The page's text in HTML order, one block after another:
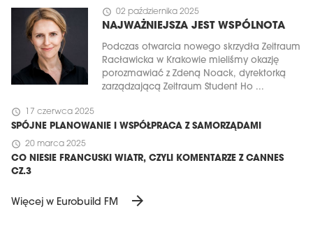
schedule 02 października 2025
NAJWAŻNIEJSZA JEST WSPÓLNOTA
Podczas otwarcia nowego skrzydła Zeitraum
Racławicka w Krakowie mieliśmy okazję
porozmawiać z Zdeną Noack, dyrektorką
zarządzającą Zeitraum Student Ho ...
schedule 17 czerwca 2025
SPÓJNE PLANOWANIE I WSPÓŁPRACA Z SAMORZĄDAMI
schedule 20 marca 2025
CO NIESIE FRANCUSKI WIATR, CZYLI KOMENTARZE Z CANNES
CZ.3
Więcej w Eurobuild FM arrow_forward